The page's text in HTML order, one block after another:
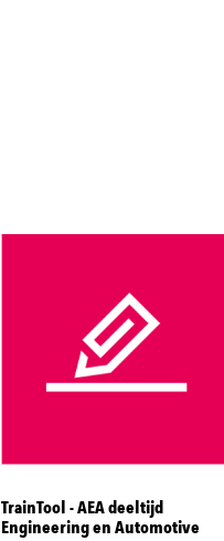
TrainTool - AEA deeltijd
Engineering en Automotive